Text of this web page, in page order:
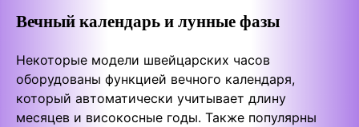
Вечный календарь и лунные фазы
Некоторые модели швейцарских часов
оборудованы функцией вечного календаря,
который автоматически учитывает длину
месяцев и високосные годы. Также популярны